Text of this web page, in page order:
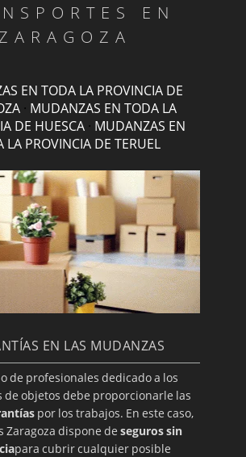
EN
EN TODA LA PROVINCIA DE
· MUDANZAS EN TODA LA
DE HUESCA· MUDANZAS EN
LA PROVINCIA DE TERUEL
EN LAS MUDANZAS
de profesionales dedicado a los
objetos debe proporcionarle las
por los trabajos. En este caso,
Zaragoza dispone deseguros sin
para cubrir cualquier posible